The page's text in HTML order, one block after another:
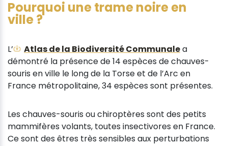
Pourquoi une trame noire en
ville ?
L’ Atlas de la Biodiversité Communalea
démontré la présence de 14 espèces de chauves-
souris en ville le long de la Torse et de l’Arc en
France métropolitaine, 34 espèces sont présentes.
Les chauves-souris ou chiroptères sont des petits
mammifères volants, toutes insectivores en France.
Ce sont des êtres très sensibles aux perturbations